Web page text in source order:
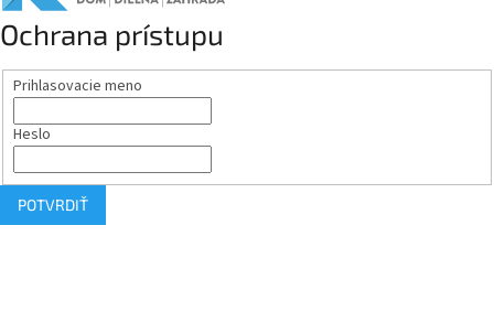
Ochrana prístupu
Prihlasovacie meno
Heslo
POTVRDIŤ